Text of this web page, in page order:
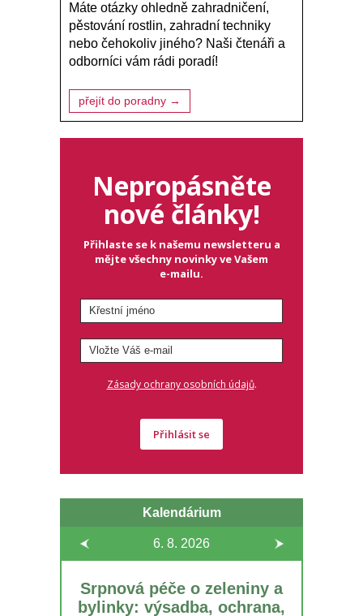
Máte otázky ohledně zahradničení,
pěstování rostlin, zahradní techniky
nebo čehokoliv jiného? Naši čtenáři a
odborníci vám rádi poradí!
přejít do poradny →
Nepropásněte
nové články!
Přihlaste se k našemu newsletteru a
mějte všechny novinky ve Vašem
e-mailu.
Zásady ochrany osobních údajů.
Přihlásit se
Kalendárium
6. 8. 2026
Srpnová péče o zeleniny a
bylinky: výsadba, ochrana,